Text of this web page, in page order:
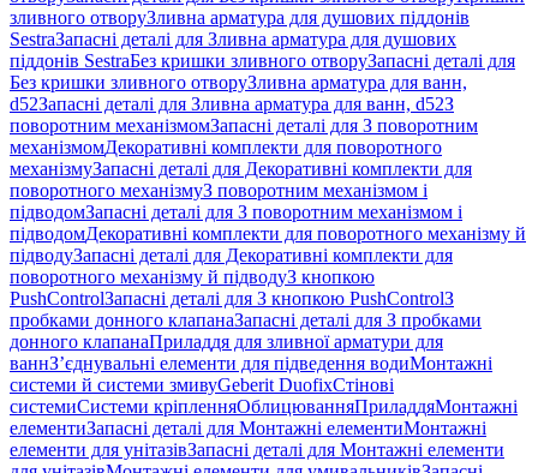
зливного отворуЗливна арматура для душових піддонів
SestraЗапасні деталі для Зливна арматура для душових
піддонів SestraБез кришки зливного отворуЗапасні деталі для
Без кришки зливного отворуЗливна арматура для ванн,
d52Запасні деталі для Зливна арматура для ванн, d52З
поворотним механізмомЗапасні деталі для З поворотним
механізмомДекоративні комплекти для поворотного
механізмуЗапасні деталі для Декоративні комплекти для
поворотного механізмуЗ поворотним механізмом і
підводомЗапасні деталі для З поворотним механізмом і
підводомДекоративні комплекти для поворотного механізму й
підводуЗапасні деталі для Декоративні комплекти для
поворотного механізму й підводуЗ кнопкою
PushControlЗапасні деталі для З кнопкою PushControlЗ
пробками донного клапанаЗапасні деталі для З пробками
донного клапанаПриладдя для зливної арматури для
ваннЗ’єднувальні елементи для підведення водиМонтажні
системи й системи змивуGeberit DuofixСтінові
системиСистеми кріпленняОблицюванняПриладдяМонтажні
елементиЗапасні деталі для Монтажні елементиМонтажні
елементи для унітазівЗапасні деталі для Монтажні елементи